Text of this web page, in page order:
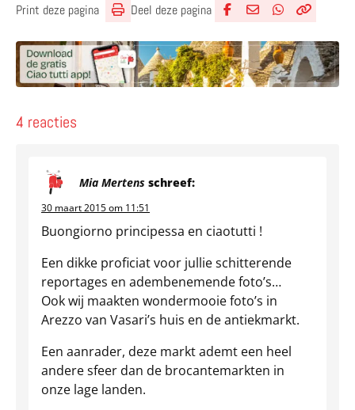
Print deze pagina Deel deze pagina
4 reacties
Mia Mertens schreef:
30 maart 2015 om 11:51
Buongiorno principessa en ciaotutti !
Een dikke proficiat voor jullie schitterende
reportages en adembenemende foto’s…
Ook wij maakten wondermooie foto’s in
Arezzo van Vasari’s huis en de antiekmarkt.
Een aanrader, deze markt ademt een heel
andere sfeer dan de brocantemarkten in
onze lage landen.